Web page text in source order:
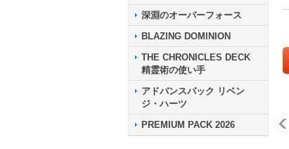
深淵のオーバーフォース
BLAZING DOMINION
THE CHRONICLES DECK
精霊術の使い手
アドバンスパック リベン
ジ・ハーツ
PREMIUM PACK 2026